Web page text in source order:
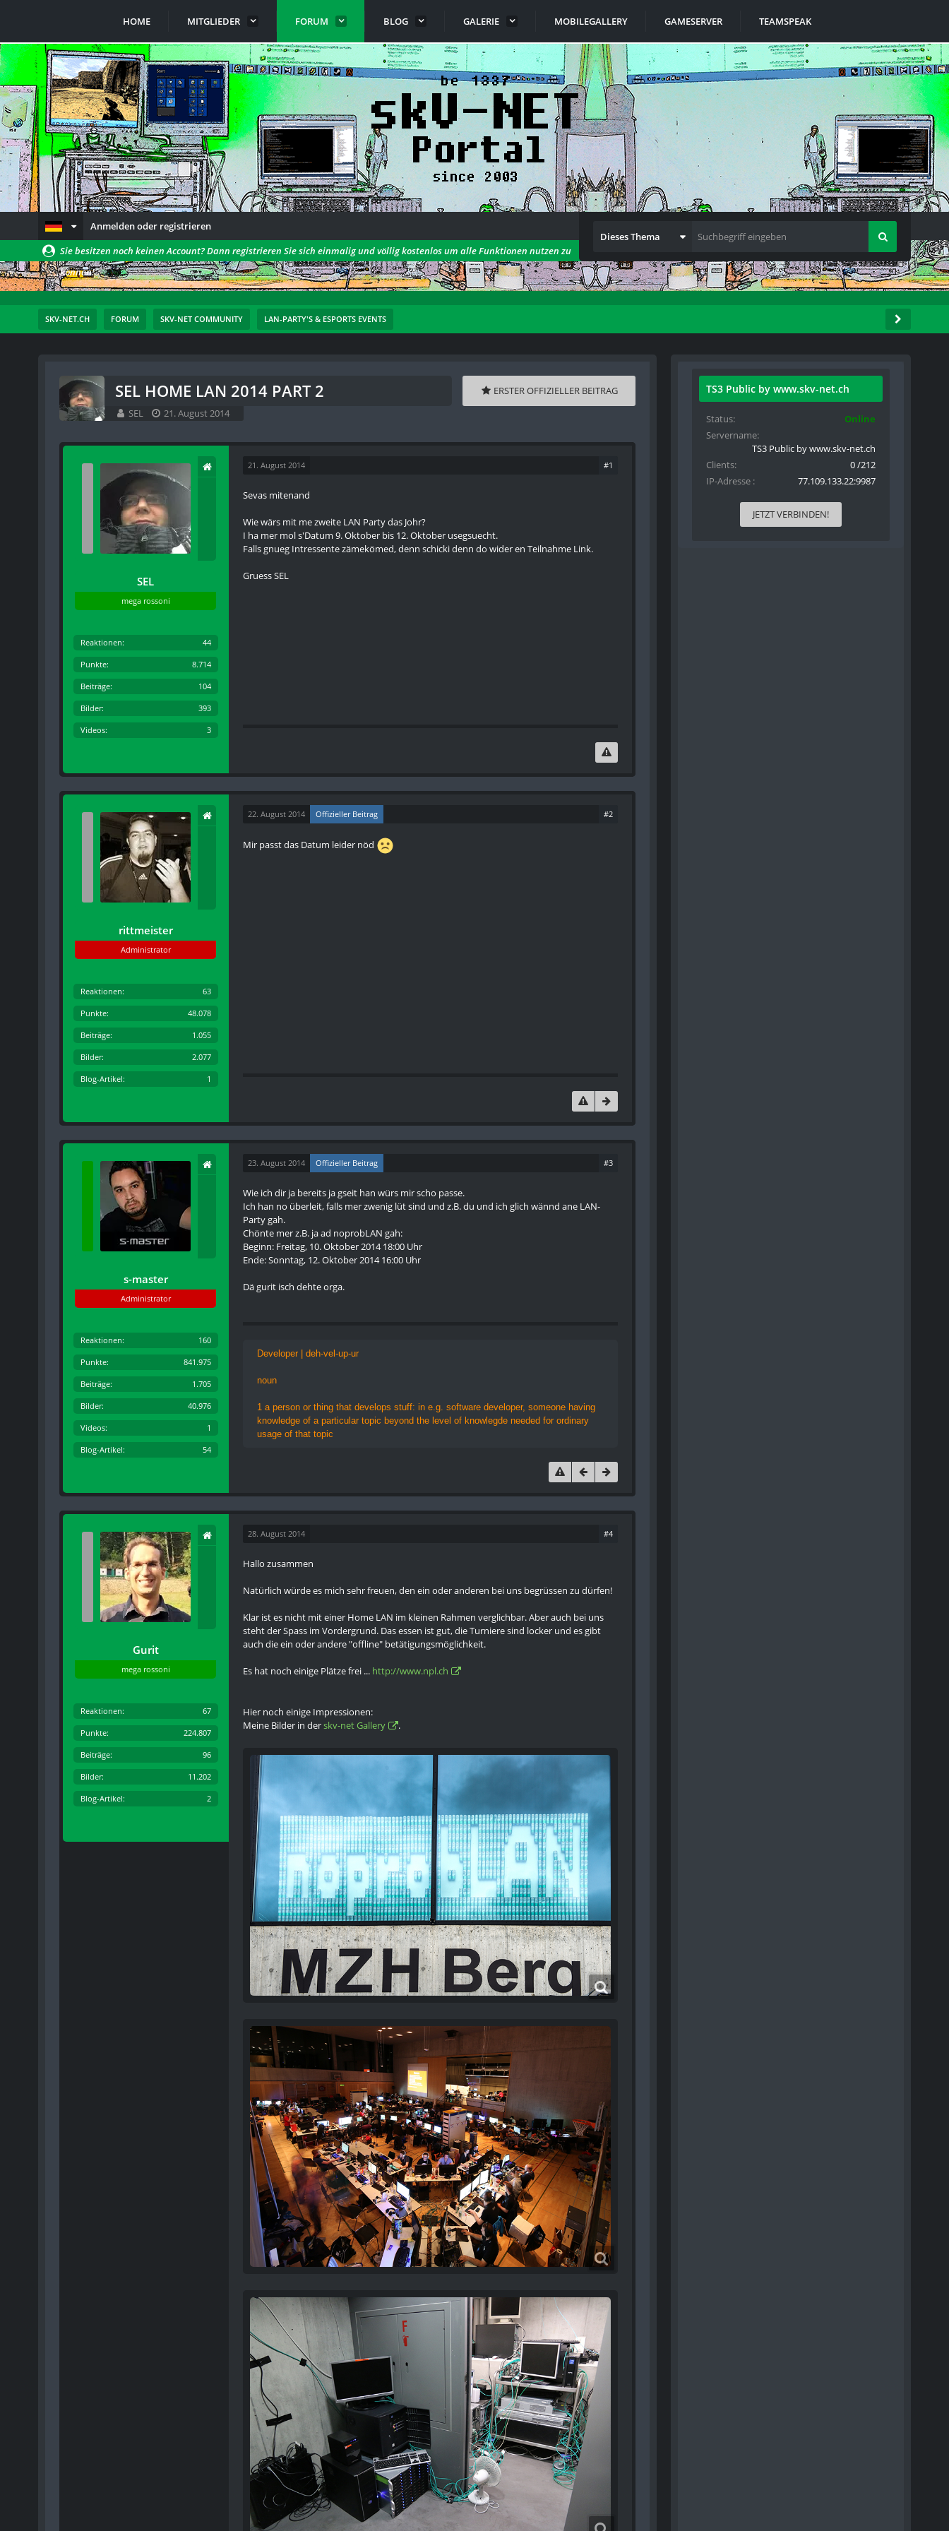
HOME MITGLIEDER FORUM BLOG GALERIE MOBILEGALLERY GAMESERVER TEAMSPEAK
Anmelden oder registrieren
Dieses Thema
Sie besitzen noch keinen Account? Dann registrieren Sie sich einmalig und völlig kostenlos um alle Funktionen nutzen zu
können!
SKV-NET.CH FORUM SKV-NET COMMUNITY LAN-PARTY'S & ESPORTS EVENTS
SEL HOME LAN 2014 PART 2
SEL 21. August 2014
ERSTER OFFIZIELLER BEITRAG
SEL
mega rossoni
Reaktionen 44
Punkte 8.714
Beiträge 104
Bilder 393
Videos 3
21. August 2014 #1
Sevas mitenand
Wie wärs mit me zweite LAN Party das Johr?
I ha mer mol s'Datum 9. Oktober bis 12. Oktober usegsuecht.
Falls gnueg Intressente zämekömed, denn schicki denn do wider en Teilnahme Link.
Gruess SEL
rittmeister
Administrator
Reaktionen 63
Punkte 48.078
Beiträge 1.055
Bilder 2.077
Blog-Artikel 1
22. August 2014 Offizieller Beitrag #2
Mir passt das Datum leider nöd
s-master
Administrator
Reaktionen 160
Punkte 841.975
Beiträge 1.705
Bilder 40.976
Videos 1
Blog-Artikel 54
23. August 2014 Offizieller Beitrag #3
Wie ich dir ja bereits ja gseit han würs mir scho passe.
Ich han no überleit, falls mer zwenig lüt sind und z.B. du und ich glich wännd ane LAN-
Party gah.
Chönte mer z.B. ja ad noprobLAN gah:
Beginn: Freitag, 10. Oktober 2014 18:00 Uhr
Ende: Sonntag, 12. Oktober 2014 16:00 Uhr
Dä gurit isch dehte orga.
Developer | deh-vel-up-ur
noun
1 a person or thing that develops stuff: in e.g. software developer, someone having
knowledge of a particular topic beyond the level of knowlegde needed for ordinary
usage of that topic
Gurit
mega rossoni
Reaktionen 67
Punkte 224.807
Beiträge 96
Bilder 11.202
Blog-Artikel 2
28. August 2014 #4
Hallo zusammen
Natürlich würde es mich sehr freuen, den ein oder anderen bei uns begrüssen zu dürfen!
Klar ist es nicht mit einer Home LAN im kleinen Rahmen verglichbar. Aber auch bei uns
steht der Spass im Vordergrund. Das essen ist gut, die Turniere sind locker und es gibt
auch die ein oder andere "offline" betätigungsmöglichkeit.
Es hat noch einige Plätze frei ... http://www.npl.ch
Hier noch einige Impressionen:
Meine Bilder in derskv-net Gallery .
TS3 Public by www.skv-net.ch
Status
Online
Servername
TS3 Public by www.skv-net.ch
Clients
0 /212
IP-Adresse
77.109.133.22:9987
JETZT VERBINDEN!